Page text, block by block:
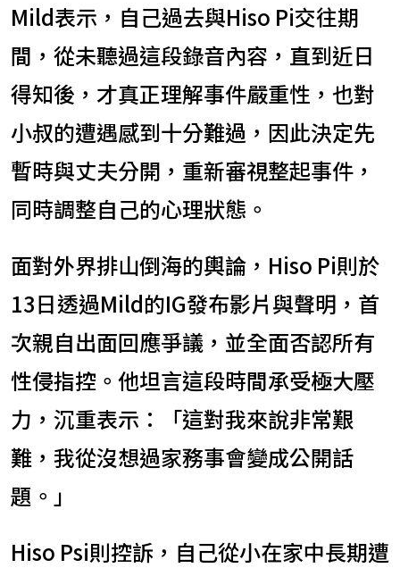
Mild表示，自己過去與Hiso Pi交往期
間，從未聽過這段錄音內容，直到近日
得知後，才真正理解事件嚴重性，也對
小叔的遭遇感到十分難過，因此決定先
暫時與丈夫分開，重新審視整起事件，
同時調整自己的心理狀態。
面對外界排山倒海的輿論，Hiso Pi則於
13日透過Mild的IG發布影片與聲明，首
次親自出面回應爭議，並全面否認所有
性侵指控。他坦言這段時間承受極大壓
力，沉重表示：「這對我來說非常艱
難，我從沒想過家務事會變成公開話
題。」
Hiso Psi則控訴，自己從小在家中長期遭